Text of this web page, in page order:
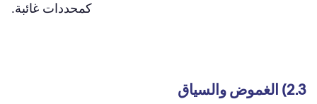
كمحددات غائبة.
2.3) الغموض والسياق